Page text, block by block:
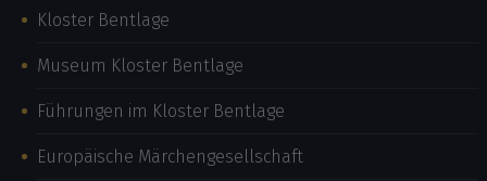
Kloster Bentlage
Museum Kloster Bentlage
Führungen im Kloster Bentlage
Europäische Märchengesellschaft